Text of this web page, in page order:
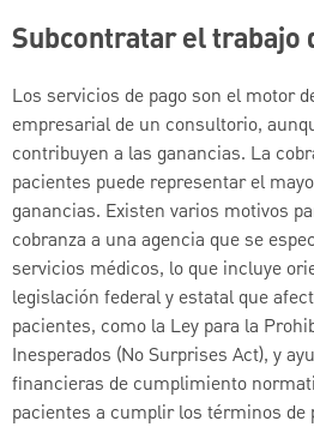
Subcontratar el trabajo
Los servicios de pago son el motor
empresarial de un consultorio,
contribuyen a las ganancias. La
pacientes puede representar el
ganancias. Existen varios motivos
cobranza a una agencia que se
servicios médicos, lo que incluye
legislación federal y estatal que
pacientes, como la Ley para la
Inesperados (No Surprises Act), y
financieras de cumplimiento
pacientes a cumplir los términos de